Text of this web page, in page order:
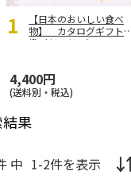
1
【日本のおいしい食べ
物】 カタログギフト
橙（だいだい）
4,400円
(送料別・税込)
果
中 1-2件を表示